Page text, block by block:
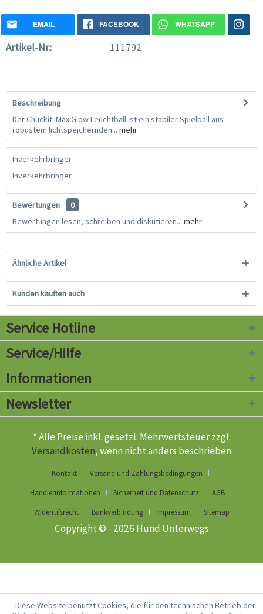
EMAIL FACEBOOK WHATSAPP
Artikel-Nr.: 111792
Beschreibung
Der Chuckit! Max Glow Leuchtball ist ein stabiler Spielball aus
robustem lichtspeichernden... mehr
Inverkehrbringer
Inverkehrbringer
Bewertungen
0
Bewertungen lesen, schreiben und diskutieren... mehr
Ähnliche Artikel
Kunden kauften auch
Service Hotline
Service/Hilfe
Informationen
Newsletter
* Alle Preise inkl. gesetzl. Mehrwertsteuer zzgl.
Versandkosten, wenn nicht anders beschrieben
Kontakt
Versand und Zahlungsbedingungen
Händlerinformationen
Sicherheit und Datenschutz
AGB
Widerrufsrecht
Bankverbindung Impressum Sitemap
Copyright © - 2026 Hund Unterwegs
Diese Website benutzt Cookies, die für den technischen Betrieb der